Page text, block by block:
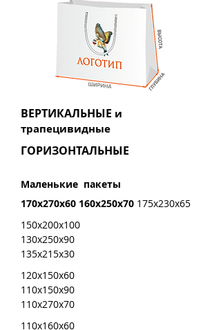
ВЕРТИКАЛЬНЫЕ и
трапецивидные
ГОРИЗОНТАЛЬНЫЕ
Маленькие пакеты
170x270x60 160x250x70 175x230x65
150x200x100
130x250x90
135x215x30
120x150x60
110x150x90
110x270x70
110x160x60